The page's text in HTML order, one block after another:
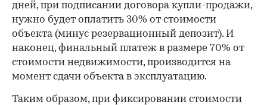
дней, при подписании договора купли-продажи,
нужно будет оплатить 30% от стоимости
объекта (минус резервационный депозит). И
наконец, финальный платеж в размере 70% от
стоимости недвижимости, производится на
момент сдачи объекта в эксплуатацию.
Таким образом, при фиксировании стоимости